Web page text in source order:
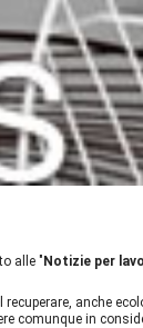
alle " Notizie per
anche
comunque in